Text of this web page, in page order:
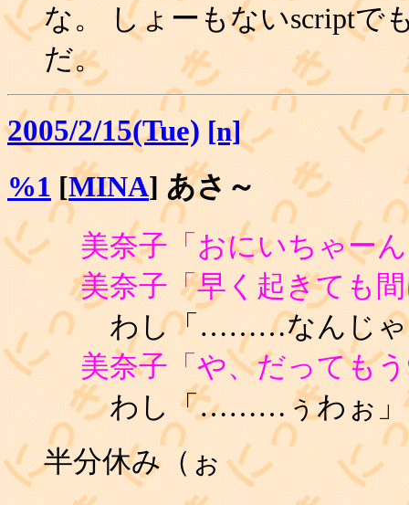
な。 しょーもないscriptで
だ。
2005/2/15(Tue) [n]
%1 [MINA] あさ～
美奈子「おにいちゃー
美奈子「早く起きても
わし「………なんじゃ
美奈子「や、だっても
わし「………ぅわぉ」
半分休み（ぉ